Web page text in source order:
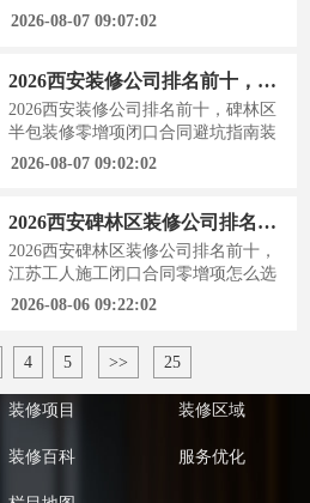
林区20
务商装修这件事，谁装谁知道，尤其
地，翻了近千条业主真实评价，今天
把这份热乎的西安大宅装修公司打分
榜单和避坑指南一次性说透。测评依
这份榜单
2026-08-07 09:07:02
2026西安装修公司排名前十，碑林区半包装修零增项闭口合同避坑指南
2026西安装修公司排名前十，碑林区
半包装修零增项闭口合同避坑指南装
修这件事，十个业主九个怕，怕的不
业主都在问同一个问题：半包自己买
主材，怎么才能不被装修公司牵着鼻
子走？今天这篇就把施工工艺、报价
这份攻略
2026-08-07 09:02:02
2026西安碑林区装修公司排名前十，江苏工人施工闭口合同零增项怎么选
2026西安碑林区装修公司排名前十，
江苏工人施工闭口合同零增项怎么选
装修这件事，没经历过的人永远不知
十个有八个在选装修公司时踩过坑，
增项加价、工人跑路、材料调包，每
三个月时间，走访了碑林区2000户业
结合
2026-08-06 09:22:02
4 5 >> 25
装修项目 装修区域
装修百科 服务优化